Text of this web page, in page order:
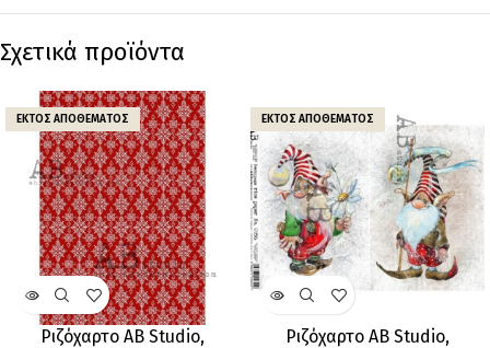
Σχετικά προϊόντα
ΕΚΤΌΣ ΑΠΟΘΈΜΑΤΟΣ
Ριζόχαρτο AB Studio,
ΕΚΤΌΣ ΑΠΟΘΈΜΑΤΟΣ
Ριζόχαρτο AB Studio,